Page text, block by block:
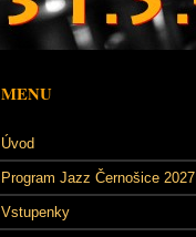
MENU
Úvod
Program Jazz Černošice 2027
Vstupenky